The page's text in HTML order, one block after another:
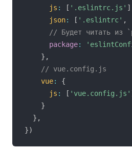
js : [ '.eslintrc.js' ]
json: [ '.eslintrc' ,
// Будет читать из
package:
} ,
// vue.config.js
vue:
{
js : [ 'vue.config.js'
}
} ,
})